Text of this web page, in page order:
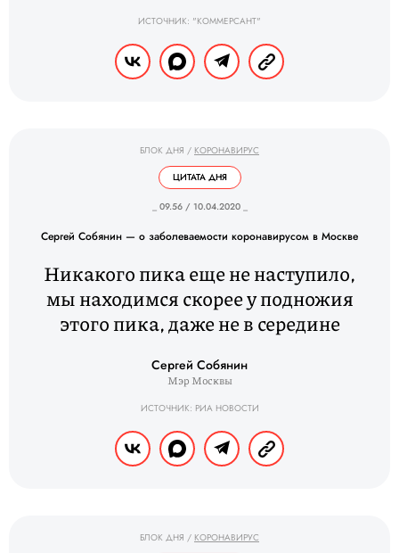
ИСТОЧНИК: "КОММЕРСАНТ"
БЛОК ДНЯ / КОРОНАВИРУС
ЦИТАТА ДНЯ
_ 09.56 / 10.04.2020 _
Сергей Собянин — о заболеваемости коронавирусом в Москве
Никакого пика еще не наступило,
мы находимся скорее у подножия
этого пика, даже не в середине
Сергей Собянин
Мэр Москвы
ИСТОЧНИК: РИА НОВОСТИ
БЛОК ДНЯ / КОРОНАВИРУС